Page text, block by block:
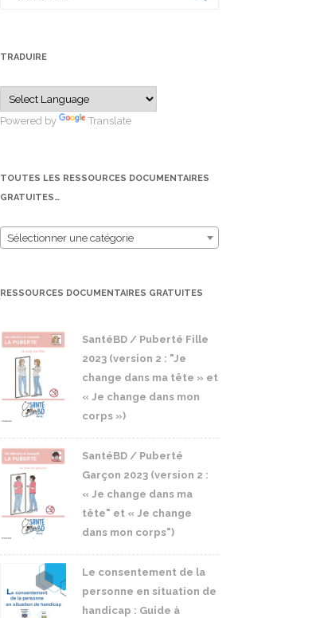
TRADUIRE
Powered by Translate
TOUTES LES RESSOURCES DOCUMENTAIRES
GRATUITES…
Sélectionner une catégorie
RESSOURCES DOCUMENTAIRES GRATUITES
SantéBD / Puberté Fille
2023 (version 2 : "Je
change dans ma tête » et
« Je change dans mon
corps »)
SantéBD / Puberté
Garçon 2023 (version 2 :
« Je change dans ma
tête" et « Je change
dans mon corps")
Le consentement de la
personne en situation de
handicap : Guide à